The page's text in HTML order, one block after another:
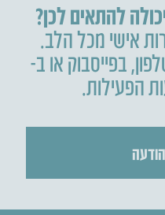
להתאים לכן?
אישי מכל הלב.
,בפייסבוק או ב-